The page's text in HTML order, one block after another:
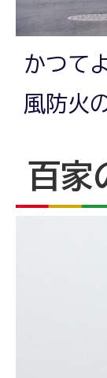
かつて
風防火
百家